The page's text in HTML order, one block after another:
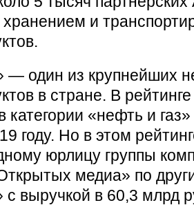
и
— один из крупнейших
в стране. В
категории «нефть и
году. Но в этом
юрлицу группы
медиа» по
с выручкой в 60,3 млрд